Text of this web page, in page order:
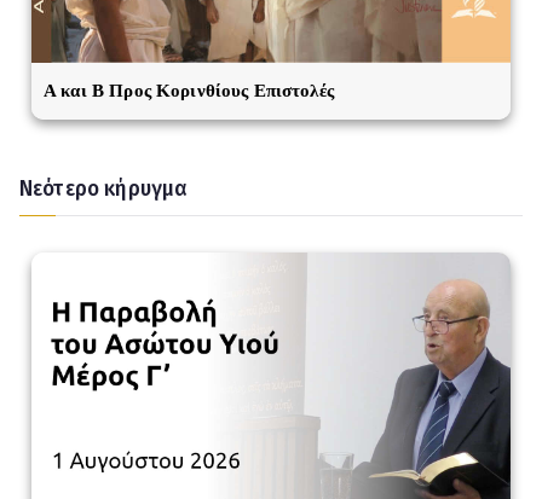
A και Β Προς Κορινθίους Επιστολές
Νεότερο κήρυγμα